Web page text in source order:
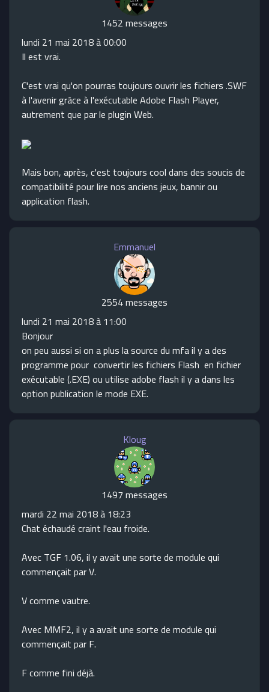
1452 messages
lundi 21 mai 2018 à 00:00
Il est vrai.
C'est vrai qu'on pourras toujours ouvrir les fichiers .SWF
à l'avenir grâce à l'exécutable Adobe Flash Player,
autrement que par le plugin Web.
Mais bon, après, c'est toujours cool dans des soucis de
compatibilité pour lire nos anciens jeux, bannir ou
application flash.
Emmanuel
2554 messages
lundi 21 mai 2018 à 11:00
Bonjour
on peu aussi si on a plus la source du mfa il y a des
programme pour convertir les fichiers Flash en fichier
exécutable (.EXE) ou utilise adobe flash il y a dans les
option publication le mode EXE.
Kloug
1497 messages
mardi 22 mai 2018 à 18:23
Chat échaudé craint l'eau froide.
Avec TGF 1.06, il y avait une sorte de module qui
commençait par V.
V comme vautre.
Avec MMF2, il y a avait une sorte de module qui
commençait par F.
F comme fini déjà.